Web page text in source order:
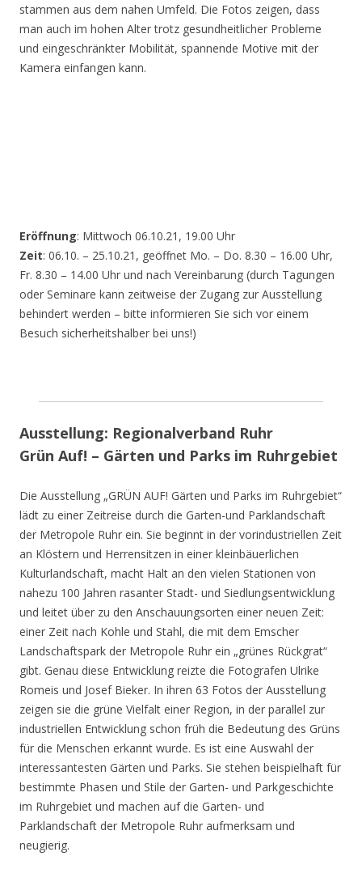
stammen aus dem nahen Umfeld. Die Fotos zeigen, dass
man auch im hohen Alter trotz gesundheitlicher Probleme
und eingeschränkter Mobilität, spannende Motive mit der
Kamera einfangen kann.
Eröffnung: Mittwoch 06.10.21, 19.00 Uhr
Zeit: 06.10. – 25.10.21, geöffnet Mo. – Do. 8.30 – 16.00 Uhr,
Fr. 8.30 – 14.00 Uhr und nach Vereinbarung (durch Tagungen
oder Seminare kann zeitweise der Zugang zur Ausstellung
behindert werden – bitte informieren Sie sich vor einem
Besuch sicherheitshalber bei uns!)
Ausstellung: Regionalverband Ruhr
Grün Auf! – Gärten und Parks im Ruhrgebiet
Die Ausstellung „GRÜN AUF! Gärten und Parks im Ruhrgebiet“
lädt zu einer Zeitreise durch die Garten-und Parklandschaft
der Metropole Ruhr ein. Sie beginnt in der vorindustriellen Zeit
an Klöstern und Herrensitzen in einer kleinbäuerlichen
Kulturlandschaft, macht Halt an den vielen Stationen von
nahezu 100 Jahren rasanter Stadt- und Siedlungsentwicklung
und leitet über zu den Anschauungsorten einer neuen Zeit:
einer Zeit nach Kohle und Stahl, die mit dem Emscher
Landschaftspark der Metropole Ruhr ein „grünes Rückgrat“
gibt. Genau diese Entwicklung reizte die Fotografen Ulrike
Romeis und Josef Bieker. In ihren 63 Fotos der Ausstellung
zeigen sie die grüne Vielfalt einer Region, in der parallel zur
industriellen Entwicklung schon früh die Bedeutung des Grüns
für die Menschen erkannt wurde. Es ist eine Auswahl der
interessantesten Gärten und Parks. Sie stehen beispielhaft für
bestimmte Phasen und Stile der Garten- und Parkgeschichte
im Ruhrgebiet und machen auf die Garten- und
Parklandschaft der Metropole Ruhr aufmerksam und
neugierig.